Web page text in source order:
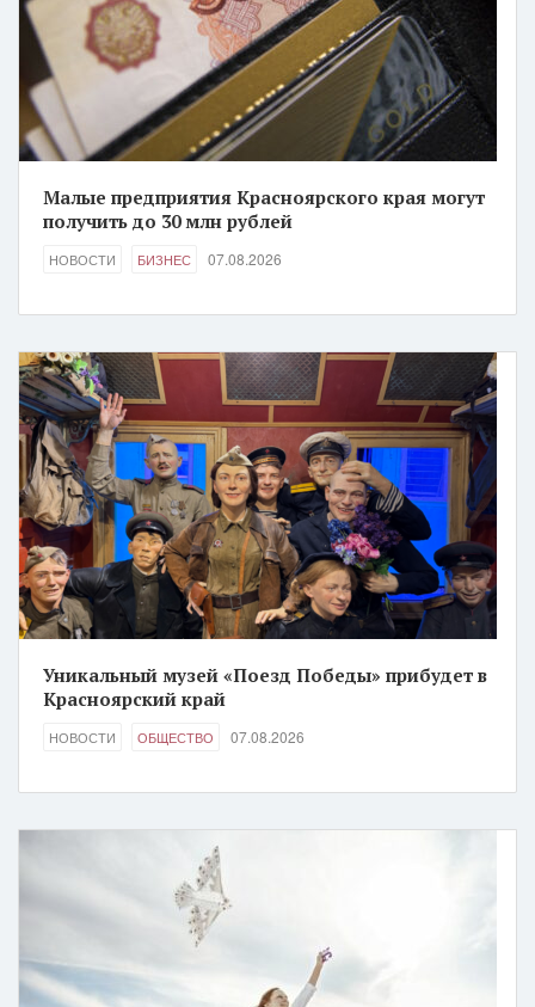
Малые предприятия Красноярского края могут
получить до 30 млн рублей
НОВОСТИ БИЗНЕС 07.08.2026
Уникальный музей «Поезд Победы» прибудет в
Красноярский край
НОВОСТИ ОБЩЕСТВО 07.08.2026